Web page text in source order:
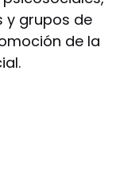
y grupos de
de la